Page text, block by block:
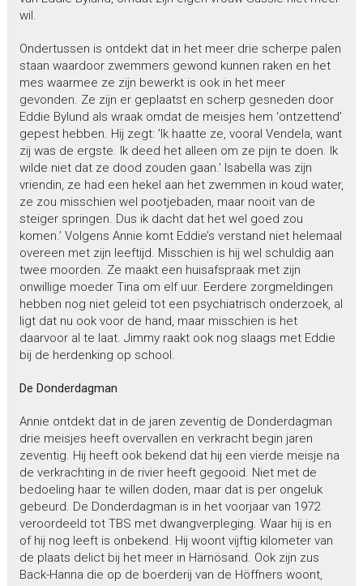
wil.
Ondertussen is ontdekt dat in het meer drie scherpe palen
staan waardoor zwemmers gewond kunnen raken en het
mes waarmee ze zijn bewerkt is ook in het meer
gevonden. Ze zijn er geplaatst en scherp gesneden door
Eddie Bylund als wraak omdat de meisjes hem ‘ontzettend’
gepest hebben. Hij zegt: ’Ik haatte ze, vooral Vendela, want
zij was de ergste. Ik deed het alleen om ze pijn te doen. Ik
wilde niet dat ze dood zouden gaan.’ Isabella was zijn
vriendin, ze had een hekel aan het zwemmen in koud water,
ze zou misschien wel pootjebaden, maar nooit van de
steiger springen. Dus ik dacht dat het wel goed zou
komen.’ Volgens Annie komt Eddie’s verstand niet helemaal
overeen met zijn leeftijd. Misschien is hij wel schuldig aan
twee moorden. Ze maakt een huisafspraak met zijn
onwillige moeder Tina om elf uur. Eerdere zorgmeldingen
hebben nog niet geleid tot een psychiatrisch onderzoek, al
ligt dat nu ook voor de hand, maar misschien is het
daarvoor al te laat. Jimmy raakt ook nog slaags met Eddie
bij de herdenking op school.
De Donderdagman
Annie ontdekt dat in de jaren zeventig de Donderdagman
drie meisjes heeft overvallen en verkracht begin jaren
zeventig. Hij heeft ook bekend dat hij een vierde meisje na
de verkrachting in de rivier heeft gegooid. Niet met de
bedoeling haar te willen doden, maar dat is per ongeluk
gebeurd. De Donderdagman is in het voorjaar van 1972
veroordeeld tot TBS met dwangverpleging. Waar hij is en
of hij nog leeft is onbekend. Hij woont vijftig kilometer van
de plaats delict bij het meer in Härnösand. Ook zijn zus
Back-Hanna die op de boerderij van de Höffners woont,